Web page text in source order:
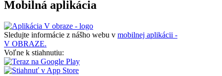
Mobilná aplikácia
Sledujte informácie z nášho webu v mobilnej aplikácii -
V OBRAZE.
Voľne k stiahnutiu: